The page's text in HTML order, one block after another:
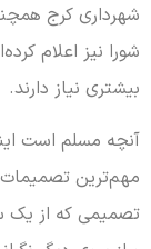
شهرداری کرج
شورا نیز اعلام
بیشتری نیاز دارند.
آنچه مسلم است
مهم‌ترین
تصمیمی که از یک